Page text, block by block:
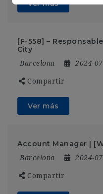
Ver más
[F-558] –
City
Barcelona 2024-
Compartir
Ver más
Account Manager |
Barcelona 2024-
Compartir